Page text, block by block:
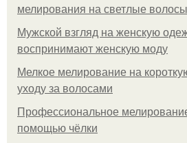
мелирования на светлые волосы
Мужской взгляд на женскую
воспринимают женскую моду
Мелкое мелирование на
уходу за волосами
Профессиональное
помощью чёлки